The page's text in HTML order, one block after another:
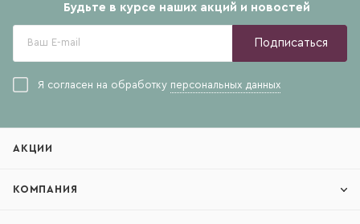
Будьте в курсе наших акций и новостей
Подписаться
Я согласен на обработку персональных данных
АКЦИИ
КОМПАНИЯ